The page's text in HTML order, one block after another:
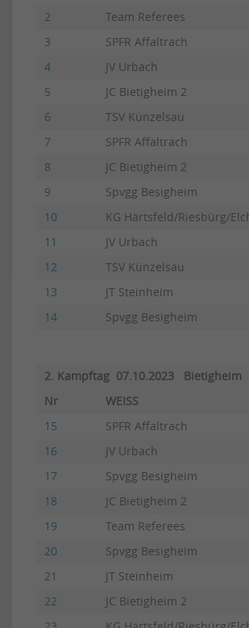
2
Team Referees
3
SPFR Affaltrach
4
JV Urbach
5
JC Bietigheim 2
6
TSV Künzelsau
7
SPFR Affaltrach
8
JC Bietigheim 2
9
Spvgg Besigheim
10
KG Härtsfeld/Riesbürg/
11
JV Urbach
12
TSV Künzelsau
13
JT Steinheim
14
Spvgg Besigheim
2. Kampftag 07.10.2023 Bietigheim
Nr
WEISS
15
SPFR Affaltrach
16
JV Urbach
17
Spvgg Besigheim
18
JC Bietigheim 2
19
Team Referees
20
Spvgg Besigheim
21
JT Steinheim
22
JC Bietigheim 2